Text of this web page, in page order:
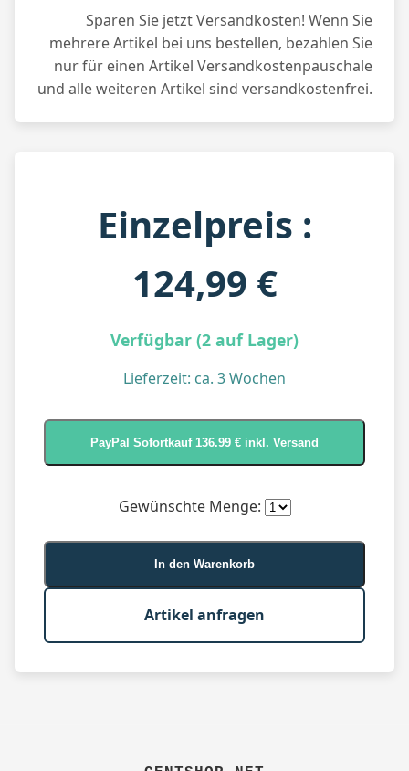
Sparen Sie jetzt Versandkosten! Wenn Sie
mehrere Artikel bei uns bestellen, bezahlen Sie
nur für einen Artikel Versandkostenpauschale
und alle weiteren Artikel sind versandkostenfrei.
Einzelpreis :
124,99 €
Verfügbar (2 auf Lager)
Lieferzeit: ca. 3 Wochen
Gewünschte Menge:
In den Warenkorb
Artikel anfragen